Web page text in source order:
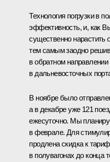
Технология погрузки в
эффективность, и, как
существенно нарастить
тем самым заодно решив
в обратном направлении
в дальневосточных
В ноябре было
а в декабре уже 121
ежесуточно. Мы
в феврале. Для
продлена скидка к
в полувагонах до конца